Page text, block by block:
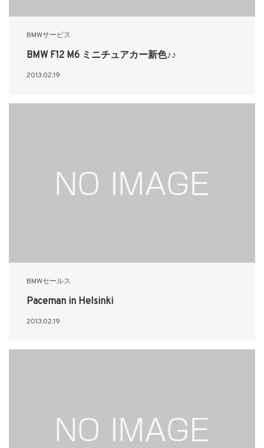
BMWサービス
BMW F12 M6 ミニチュアカー新色♪♪
2013.02.19
BMWセールス
Paceman in Helsinki
2013.02.19